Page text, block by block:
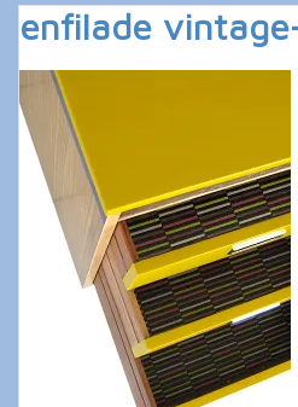
enfilade